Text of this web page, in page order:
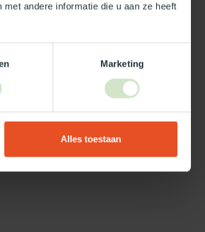
andere informatie die u aan ze heeft
Marketing
Alles toestaan